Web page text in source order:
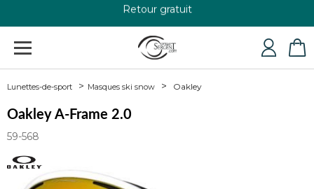
+33 4 79 24 76 84
Lunettes-de-sport Masques ski snow Oakley
Oakley A-Frame 2.0
59-568